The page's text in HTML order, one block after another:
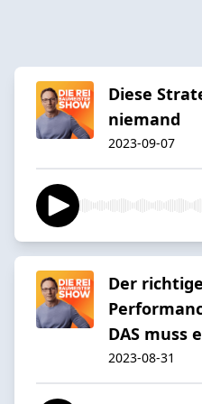
Diese
niemand
2023-09-07
Der
DAS muss
2023-08-31